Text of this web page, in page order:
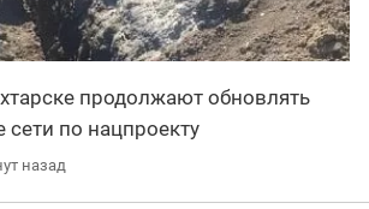
продолжают обновлять
по нацпроекту
назад